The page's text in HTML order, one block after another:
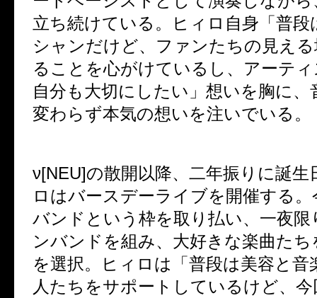
立ち続けている。ヒィロ自身「普
シャンだけど、ファンたちの見え
ることを心がけているし、アーテ
自分も大切にしたい」想いを胸に、
変わらず本気の想いを注いでいる。
ν[NEU]の散開以降、二年振りに誕生
ロはバースデーライブを開催する
バンドという枠を取り払い、一夜
ンバンドを組み、大好きな楽曲た
を選択。ヒィロは「普段は美容と音
人たちをサポートしているけど、